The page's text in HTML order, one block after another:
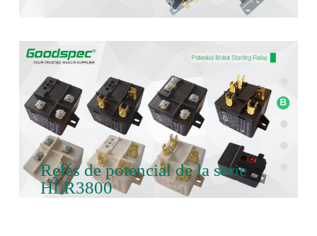
Relés de potencial de la serie
HLR3800